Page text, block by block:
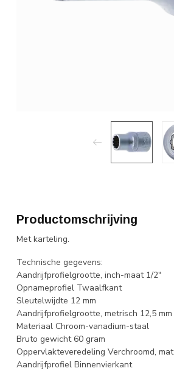
Productomschrijving
Met karteling.
Technische gegevens:
Aandrijfprofielgrootte, inch-maat 1/2"
Opnameprofiel Twaalfkant
Sleutelwijdte 12 mm
Aandrijfprofielgrootte, metrisch 12,5 mm
Materiaal Chroom-vanadium-staal
Bruto gewicht 60 gram
Oppervlakteveredeling Verchroomd, mat
Aandrijfprofiel Binnenvierkant